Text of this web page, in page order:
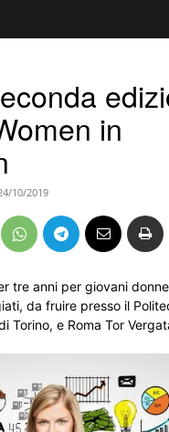
in
10/2019
tre anni per giovani
da fruire presso il
Torino, e Roma Tor